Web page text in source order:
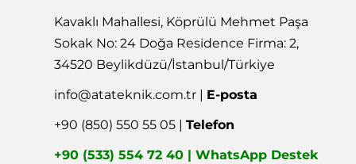
Kavaklı Mahallesi, Köprülü Mehmet Paşa
Sokak No: 24 Doğa Residence Firma: 2,
34520 Beylikdüzü/İstanbul/Türkiye
info@atateknik.com.tr | E-posta
+90 (850) 550 55 05 |Telefon
+90 (533) 554 72 40 | WhatsApp Destek